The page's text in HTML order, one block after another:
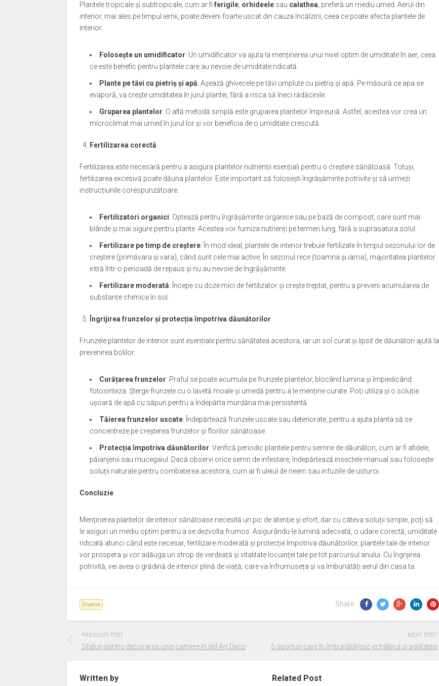
Plantele tropicale și subtropicale, cum ar fi ferigile orhideele sau calathea , preferă un mediu umed. Aerul din
interior, mai ales pe timpul iernii, poate deveni foarte uscat din cauza încălzirii, ceea ce poate afecta plantele de
interior.
Folosește un umidificator: Un umidificator va ajuta la menținerea unui nivel optim de umiditate în aer, ceea
ce este benefic pentru plantele care au nevoie de umiditate ridicată.
Plante pe tăvi cu pietriș și apă: Așează ghivecele pe tăvi umplute cu pietriș și apă. Pe măsură ce apa se
evaporă, va crește umiditatea în jurul plantei, fără a risca să îneci rădăcinile.
Gruparea plantelor: O altă metodă simplă este gruparea plantelor împreună. Astfel, acestea vor crea un
microclimat mai umed în jurul lor și vor beneficia de o umiditate crescută.
Fertilizarea corectă
Fertilizarea este necesară pentru a asigura plantelor nutrienții esențiali pentru o creștere sănătoasă. Totuși,
fertilizarea excesivă poate dăuna plantelor. Este important să folosești îngrășăminte potrivite și să urmezi
instrucțiunile corespunzătoare.
Fertilizatori organici: Optează pentru îngrășăminte organice sau pe bază de compost, care sunt mai
blânde și mai sigure pentru plante. Acestea vor furniza nutrienți pe termen lung, fără a suprasatura solul.
Fertilizare pe timp de creștere: În mod ideal, plantele de interior trebuie fertilizate în timpul sezonului lor de
creștere (primăvara și vara), când sunt cele mai active. În sezonul rece (toamna și iarna), majoritatea plantelor
intră într-o perioadă de repaus și nu au nevoie de îngrășăminte.
Fertilizare moderată: Începe cu doze mici de fertilizator și crește treptat, pentru a preveni acumularea de
substanțe chimice în sol.
Îngrijirea frunzelor și protecția împotriva dăunătorilor
Frunzele plantelor de interior sunt esențiale pentru sănătatea acestora, iar un sol curat și lipsit de dăunători ajută la
prevenirea bolilor.
Curățarea frunzelor: Praful se poate acumula pe frunzele plantelor, blocând lumina și împiedicând
fotosinteza. Șterge frunzele cu o lavetă moale și umedă pentru a le menține curate. Poți utiliza și o soluție
ușoară de apă cu săpun pentru a îndepărta murdăria mai persistentă.
Tăierea frunzelor uscate: Îndepărtează frunzele uscate sau deteriorate, pentru a ajuta planta să se
concentreze pe creșterea frunzelor și florilor sănătoase.
Protecția împotriva dăunătorilor: Verifică periodic plantele pentru semne de dăunători, cum ar fi afidele,
păianjenii sau mucegaiul. Dacă observi orice semn de infestare, îndepărtează insectele manual sau folosește
soluții naturale pentru combaterea acestora, cum ar fi uleiul de neem sau infuziile de usturoi.
Concluzie
Menținerea plantelor de interior sănătoase necesită un pic de atenție și efort, dar cu câteva soluții simple, poți să
le asiguri un mediu optim pentru a se dezvolta frumos. Asigurându-le lumină adecvată, o udare corectă, umiditate
ridicată atunci când este necesar, fertilizare moderată și protecție împotriva dăunătorilor, plantele tale de interior
vor prospera și vor adăuga un strop de verdeață și vitalitate locuinței tale pe tot parcursul anului. Cu îngrijirea
potrivită, vei avea o grădină de interior plină de viață, care va înfrumuseța și va îmbunătăți aerul din casa ta.
Diverse Share:
PREVIOUS POST
Sfaturi pentru decorarea unei camere în stil Art Deco
NEXT POST
5 sporturi care îți îmbunătățesc echilibrul și agilitatea
Written by Related Post